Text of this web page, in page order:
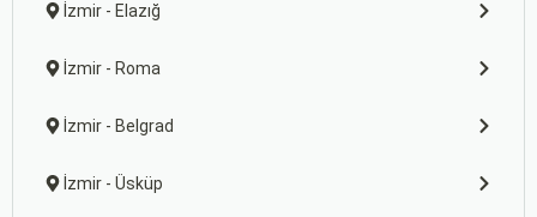
İzmir - Elazığ
İzmir - Roma
İzmir - Belgrad
İzmir - Üsküp